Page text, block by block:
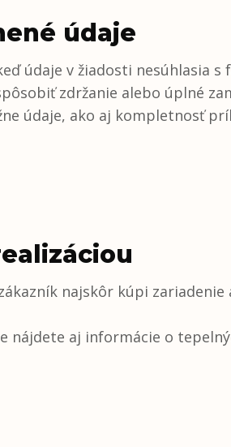
údaje
údaje v žiadosti nesúhlasia
zdržanie alebo úplné
údaje, ako aj kompletnosť
najskôr kúpi
nájdete aj informácie o